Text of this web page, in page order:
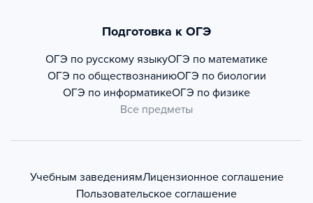
Подготовка к ОГЭ
ОГЭ по русскому языкуОГЭ по математике
ОГЭ по обществознаниюОГЭ по биологии
ОГЭ по информатикеОГЭ по физике
Все предметы
Учебным заведениямЛицензионное соглашение
Пользовательское соглашение